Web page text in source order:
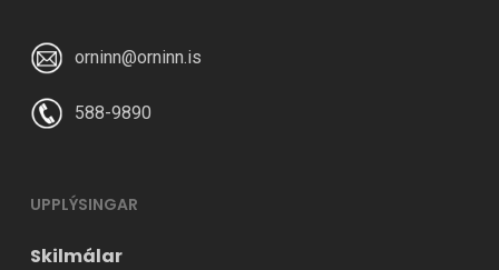
orninn@orninn.is
588-9890
UPPLÝSINGAR
Skilmálar